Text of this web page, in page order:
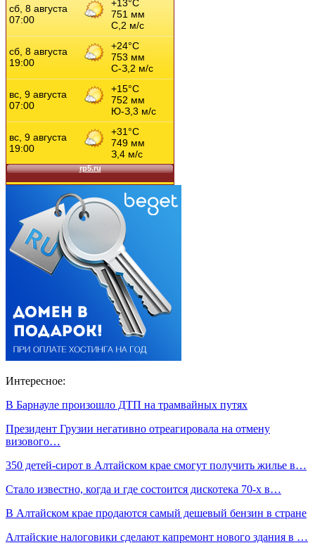
Интересное:
В Барнауле произошло ДТП на трамвайных путях
Президент Грузии негативно отреагировала на отмену
визового…
350 детей-сирот в Алтайском крае смогут получить жилье в…
Стало известно, когда и где состоится дискотека 70-х в…
В Алтайском крае продаются самый дешевый бензин в стране
Алтайские налоговики сделают капремонт нового здания в …